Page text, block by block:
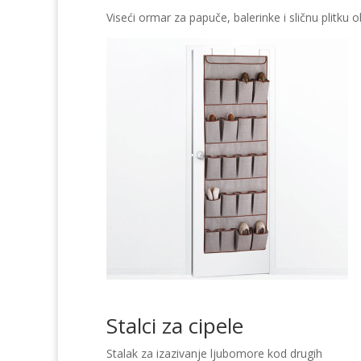
Viseći ormar za papuče, balerinke i sličnu plitku
Stalci za cipele
Stalak za izazivanje ljubomore kod drugih